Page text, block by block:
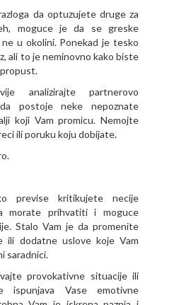
da optuzujete druge za
moguce je da se greske
ne u okolini. Ponekad je tesko
ali to je neminovno kako biste
analizirajte partnerovo
postoje neke nepoznate
koji Vam promicu. Nemojte
ili poruku koju dobijate.
previse kritikujete necije
morate prihvatiti i moguce
Stalo Vam je da promenite
ili dodatne uslove koje Vam
saradnici.
provokativne situacije ili
ispunjava Vase emotivne